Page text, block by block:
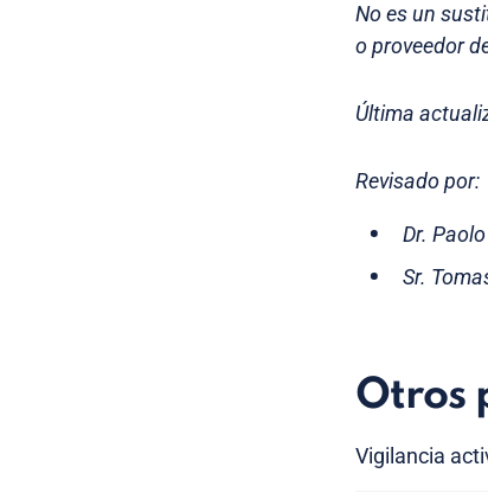
No es un
o proveedor
Última
Revisado por:
Dr.
Sr.
Otros
Vigilancia